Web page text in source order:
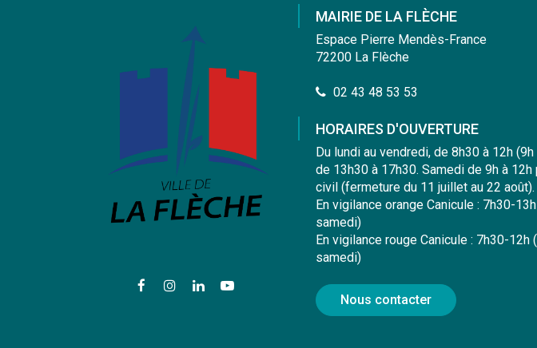
Lien
Lien
Lien
MAIRIE DE LA FLÈCHE
Espace Pierre Mendès-France
72200 La Flèche
02 43 48 53 53
HORAIRES D'OUVERTURE
Du lundi au vendredi, de 8h30 à 12h
de 13h30 à 17h30. Samedi de 9h à 12h
civil (fermeture du 11 juillet au 22 août).
En vigilance orange Canicule : 7h30-
samedi)
En vigilance rouge Canicule : 7h30-12h
samedi)
Nous contacter